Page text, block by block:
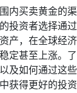
内买卖黄金的渠
投资者选择通过
产，在全球经济
定甚至上涨。了
及如何通过这些
获得更好的投资